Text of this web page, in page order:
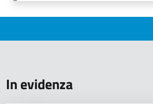
In evidenza